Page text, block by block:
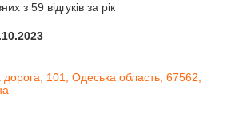
з 59 відгуків за рік
дорога, 101, Одеська область, 67562,